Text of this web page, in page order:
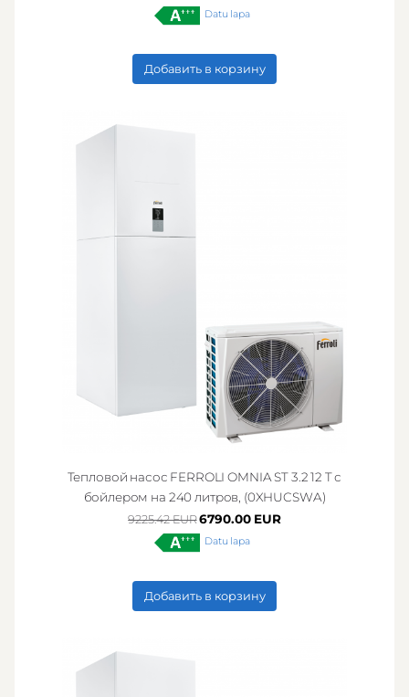
Datu lapa
Добавить в корзину
Тепловой насос FERROLI OMNIA ST 3.2 12 T с
бойлером на 240 литров, (0XHUCSWA)
9225.42 EUR6790.00 EUR
Datu lapa
Добавить в корзину